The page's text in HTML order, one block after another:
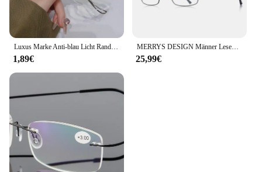
Luxus Marke Anti-blau Licht Randlose Lesebrille Frauen Männer High Definition Weitsichtige Quadratische Brillen Dioptrien +1,0 Bis +4,0
1,89€
MERRYS DESIGN Männer Lesebrille Titan Legierung Rahmen Anti Blau Licht Blockieren CR-39 Harz Asphärische Gläser Linsen S2170FLH
25,99€